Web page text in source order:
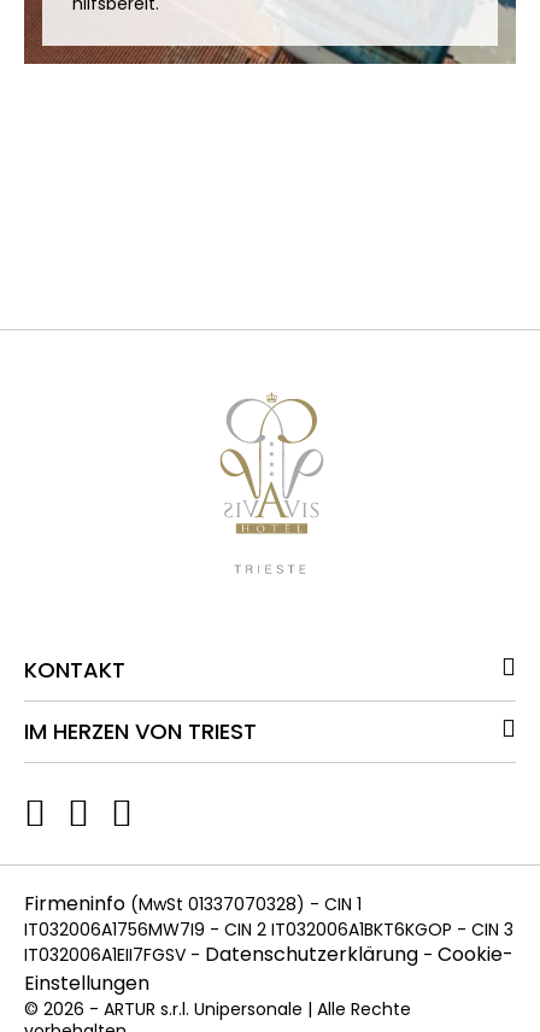
KONTAKT
IM HERZEN VON TRIEST
Firmeninfo (MwSt 01337070328) - CIN 1
IT032006A1756MW7I9 - CIN 2 IT032006A1BKT6KGOP - CIN 3
IT032006A1EII7FGSV - Datenschutzerklärung - Cookie-
Einstellungen
© 2026 - ARTUR s.r.l. Unipersonale | Alle Rechte